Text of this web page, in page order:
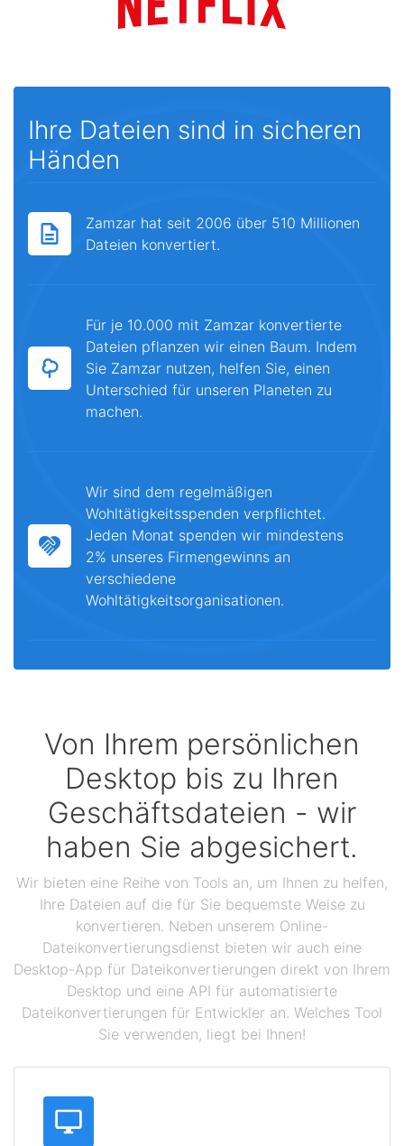
Ihre Dateien sind in sicheren
Händen
Zamzar hat seit 2006 über 510 Millionen
Dateien konvertiert.
Für je 10.000 mit Zamzar konvertierte
Dateien pflanzen wir einen Baum. Indem
Sie Zamzar nutzen, helfen Sie, einen
Unterschied für unseren Planeten zu
machen.
Wir sind dem regelmäßigen
Wohltätigkeitsspenden verpflichtet.
Jeden Monat spenden wir mindestens
2% unseres Firmengewinns an
verschiedene
Wohltätigkeitsorganisationen.
Von Ihrem persönlichen
Desktop bis zu Ihren
Geschäftsdateien - wir
haben Sie abgesichert.
Wir bieten eine Reihe von Tools an, um Ihnen zu helfen,
Ihre Dateien auf die für Sie bequemste Weise zu
konvertieren. Neben unserem Online-
Dateikonvertierungsdienst bieten wir auch eine
Desktop-App für Dateikonvertierungen direkt von Ihrem
Desktop und eine API für automatisierte
Dateikonvertierungen für Entwickler an. Welches Tool
Sie verwenden, liegt bei Ihnen!